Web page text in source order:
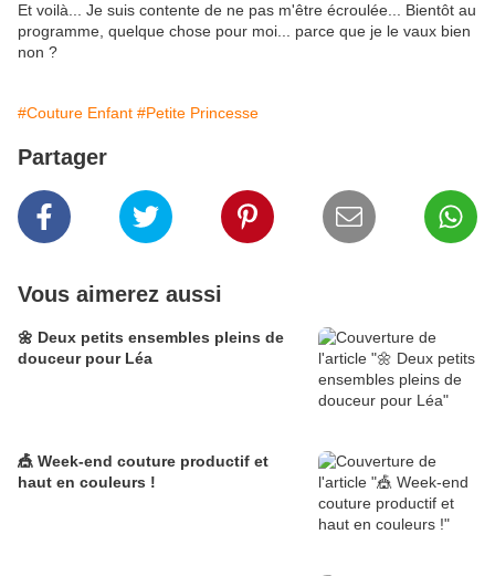
Et voilà... Je suis contente de ne pas m'être écroulée... Bientôt au
programme, quelque chose pour moi... parce que je le vaux bien
non ?
#Couture Enfant #Petite Princesse
Partager
Vous aimerez aussi
🌼 Deux petits ensembles pleins de
douceur pour Léa
🎪 Week-end couture productif et
haut en couleurs !